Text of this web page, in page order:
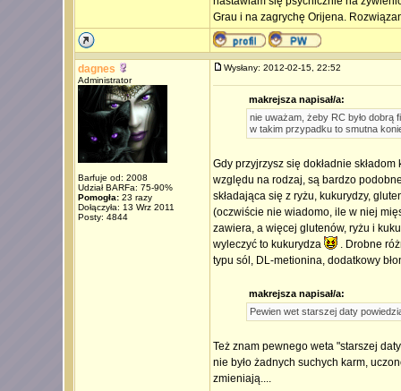
Grau i na zagrychę Orijena.
dagnes
Administrator
Barfuje od: 2008
Udział BARFa: 75-90%
Pomogła:23 razy
Dołączyła: 13 Wrz 2011
Posty: 4844
Wysłany: 2012-02-15, 22:52
makrejsza napisał/a:
nie uważam, żeby RC było dobrą
w takim przypadku to smutna
Gdy przyjrzysz się dokładnie
względu na rodzaj, są bardzo
składająca się z ryżu, kukurydzy,
(oczwiście nie wiadomo, ile w niej
zawiera, a więcej glutenów, ryżu i
wyleczyć to kukurydza
. Drobne
typu sól, DL-metionina, dodatkowy
makrejsza napisał/a:
Pewien wet starszej daty
Też znam pewnego weta "starszej
nie było żadnych suchych karm,
zmieniają....